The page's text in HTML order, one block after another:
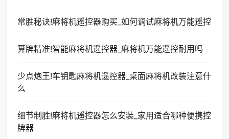
常胜秘诀!麻将机遥控器购买_如何调试麻将机万能遥控
算牌精准!智能麻将机遥控器_麻将机万能遥控耐用吗
少点炮王!车钥匙麻将机遥控器_桌面麻将机改装注意什
么
细节制胜!麻将机遥控器怎么安装_家用适合哪种便携控
牌器